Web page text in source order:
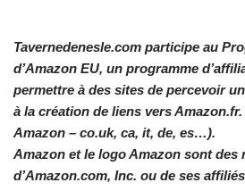
Tavernedenesle.com participe au
d’Amazon EU, un programme
permettre à des sites de percevoir
à la création de liens vers
Amazon – co.uk, ca, it, de, es…).
Amazon et le logo Amazon sont des
d’Amazon.com, Inc. ou de ses